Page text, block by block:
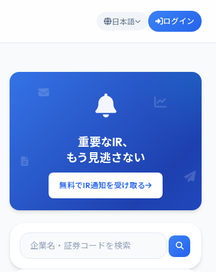
日本語 ログイン
重要なIR、
もう見逃さない
無料でIR通知を受け取る